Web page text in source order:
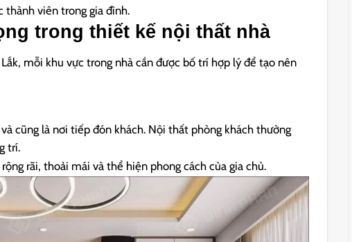
thành viên trong gia đình.
trong thiết kế nội thất nhà
mỗi khu vực trong nhà cần được bố trí hợp lý để tạo nên
cũng là nơi tiếp đón khách. Nội thất phòng khách thường
trí.
rãi, thoải mái và thể hiện phong cách của gia chủ.